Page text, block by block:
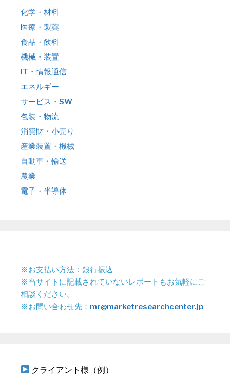
化学・材料
医療・製薬
食品・飲料
機械・装置
IT・情報通信
エネルギー
サービス・SW
包装・物流
消費財・小売り
産業装置・機械
自動車・輸送
農業
電子・半導体
※お支払い方法：銀行振込
※当サイトに記載されていないレポートもお気軽にご
相談ください。
※お問い合わせ先： mr@marketresearchcenter.jp
クライアント様（例）